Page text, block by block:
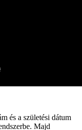
és a születési dátum
Majd